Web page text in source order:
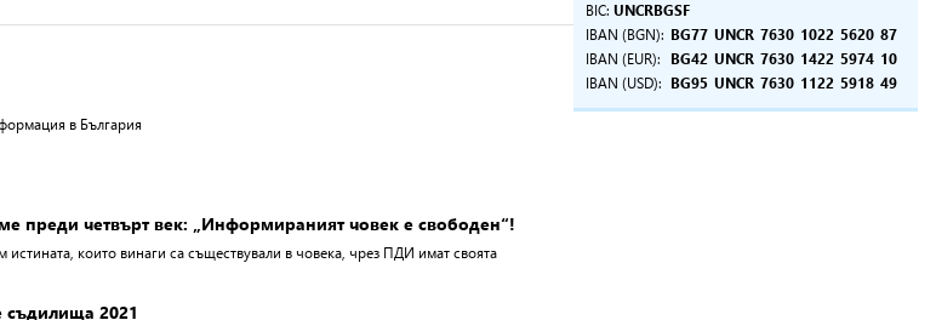
BIC: UNCRBGSF
IBAN (BGN): BG77 UNCR 7630 1022 5620 87
IBAN (EUR):
BG42 UNCR 7630 1422 5974 10
IBAN (USD): BG95 UNCR 7630 1122 5918 49
в България
преди четвърт век: „Информираният човек е свободен“!
които винаги са съществували в човека, чрез ПДИ имат своята
съдилища 2021